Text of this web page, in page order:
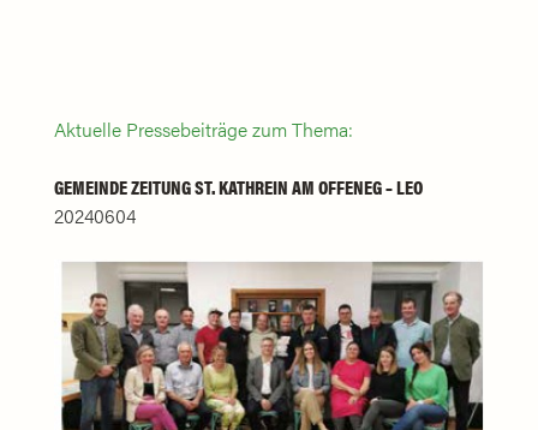
Aktuelle Pressebeiträge zum Thema:
GEMEINDE ZEITUNG ST. KATHREIN AM OFFENEG – LEO
20240604